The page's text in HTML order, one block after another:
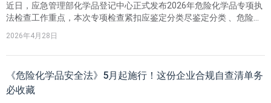
近日，应急管理部化学品登记中心正式发布2026年危险化学品专项执
法检查工作重点，本次专项检查紧扣应鉴定分类尽鉴定分类 、危险化
学品应登记​尽登记的核心要求，聚焦源头风险防控，抓实抓细各项管
控措施，精准排查化解安全隐患。
2026年4月28日
《危险化学品安全法》5月起施行！这份企业合规自查清单务
必收藏